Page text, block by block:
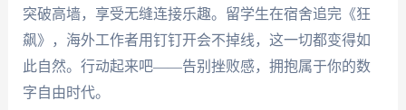
突破高墙，享受无缝连接乐趣。留学生在宿舍追完《狂
飙》，海外工作者用钉钉开会不掉线，这一切都变得如
此自然。行动起来吧——告别挫败感，拥抱属于你的数
字自由时代。